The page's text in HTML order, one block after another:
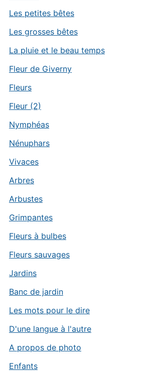
Les petites bêtes
Les grosses bêtes
La pluie et le beau temps
Fleur de Giverny
Fleurs
Fleur (2)
Nymphéas
Nénuphars
Vivaces
Arbres
Arbustes
Grimpantes
Fleurs à bulbes
Fleurs sauvages
Jardins
Banc de jardin
Les mots pour le dire
D'une langue à l'autre
A propos de photo
Enfants